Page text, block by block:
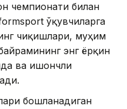
чемпионати билан
ўқувчиларга
чиқишлари, муҳим
энг ёрқин
ва ишончли
бошланадиган